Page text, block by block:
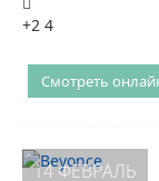
+2 4
Смотреть
14 ФЕВРАЛЬ